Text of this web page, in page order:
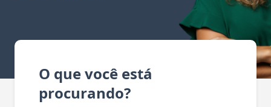
O que você está
procurando?